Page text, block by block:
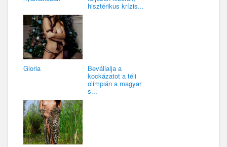
hisztérikus krízis...
Gloria Bevállalja a
kockázatot a téli
olimpián a magyar
s...